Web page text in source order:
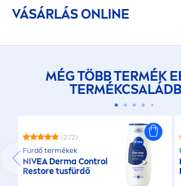
VÁSÁRLÁS ONLINE
MÉG TÖBB TERMÉK
(272)
Fürdő termékek
NIVEADerma Control
Restore tusfürdő